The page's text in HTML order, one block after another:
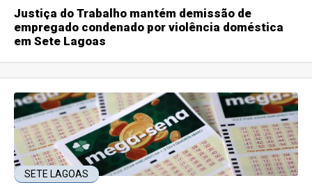
Justiça do Trabalho mantém demissão de
empregado condenado por violência doméstica
em Sete Lagoas
SETE LAGOAS